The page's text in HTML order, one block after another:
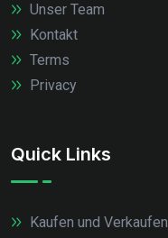
Unser Team
Kontakt
Terms
Privacy
Quick Links
Kaufen und Verkaufen